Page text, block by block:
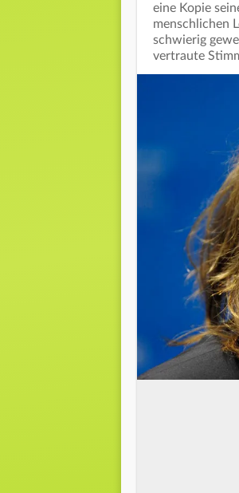
eine Kopie
menschlichen
schwierig
vertraute